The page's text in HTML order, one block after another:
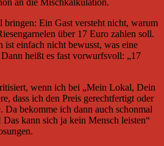
an die Mischkalkulation.
bringen: Ein Gast versteht nicht, warum
über 17 Euro zahlen soll.
ist einfach nicht bewusst, was eine
heißt es fast vorwurfsvoll: „17
wenn ich bei „Mein Lokal, Dein
dass ich den Preis gerechtfertigt oder
Da bekomme ich dann auch schonmal
Das kann sich ja kein Mensch leisten“